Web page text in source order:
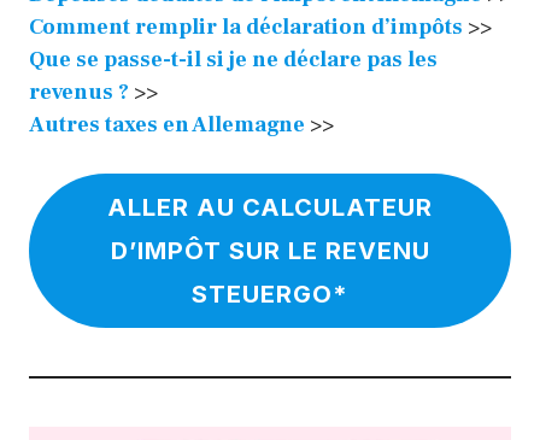
Comment remplir la déclaration d’impôts >>
Que se passe-t-il si je ne déclare pas les
revenus ? >>
Autres taxes en Allemagne >>
ALLER AU CALCULATEUR
D’IMPÔT SUR LE REVENU
STEUERGO*